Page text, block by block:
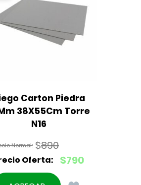
Carton Piedra
38X55Cm Torre
N16
$890
El
precio
original
$790
El